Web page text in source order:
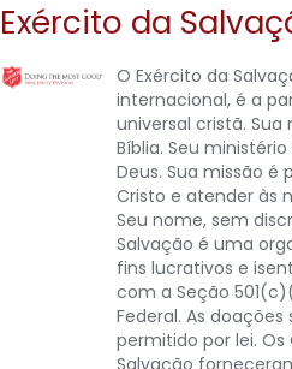
Exército da
O Exército da
internacional, é a
universal cristã.
Bíblia. Seu
Deus. Sua missão é
Cristo e atender às
Seu nome, sem
Salvação é uma
fins lucrativos e
com a Seção
Federal. As
permitido por lei. Os